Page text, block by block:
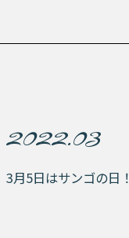
2022.03
3月5日はサンゴの日！